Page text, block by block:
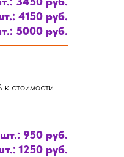
4150 руб.
5000 руб.
к стоимости
950 руб.
1250 руб.